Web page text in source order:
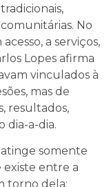
No
a serviços,
Lopes afirma
vinculados à
mas de
resultados,
dia-a-dia.
somente
entre a
torno dela: